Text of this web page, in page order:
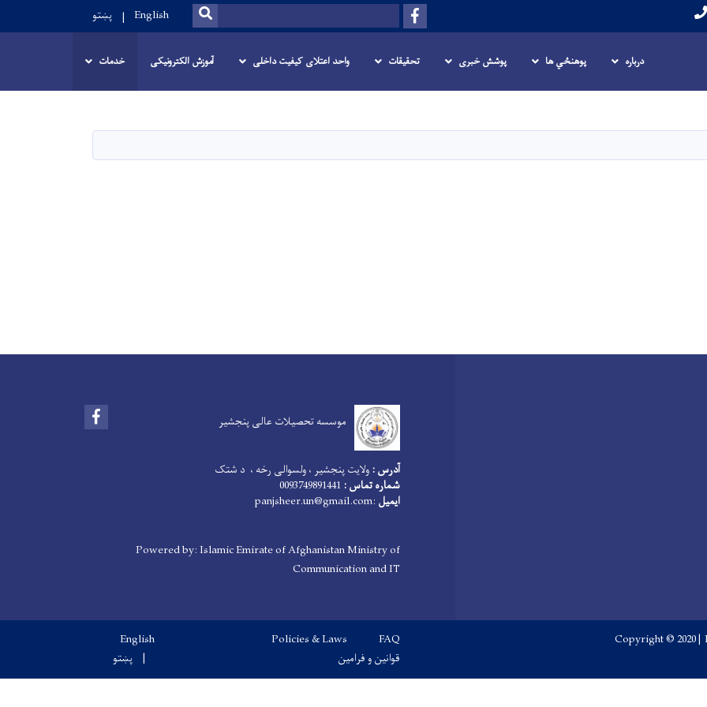
content
Facebook
Search
SEARCH
English پښتو
درباره پوهنځي ها پوشش خبری تحقیقات واحد اعتلای کیفیت داخلی آموزش الکترونیکی خدمات
موسسه تحصیلات عالی پنجشیر
آدرس : ولایت پنجشیر ، ولسوالی رخه ، د شتک
شماره تماس :
ایمیل :
panjsheer.un@gmail.com
Powered by: Islamic Emirate of Afghanistan Ministry of
Communication and IT
Copyright © 2020
Footer menu
FAQ
Policies & Laws
قوانین و فرامین
English
پښتو